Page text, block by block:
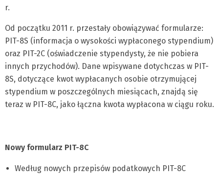
r.
Od początku 2011 r. przestały obowiązywać formularze:
PIT-8S (informacja o wysokości wypłaconego stypendium)
oraz PIT-2C (oświadczenie stypendysty, że nie pobiera
innych przychodów). Dane wpisywane dotychczas w PIT-
8S, dotyczące kwot wypłacanych osobie otrzymującej
stypendium w poszczególnych miesiącach, znajdą się
teraz w PIT-8C, jako łączna kwota wypłacona w ciągu roku.
Nowy formularz PIT-8C
Według nowych przepisów podatkowych PIT-8C